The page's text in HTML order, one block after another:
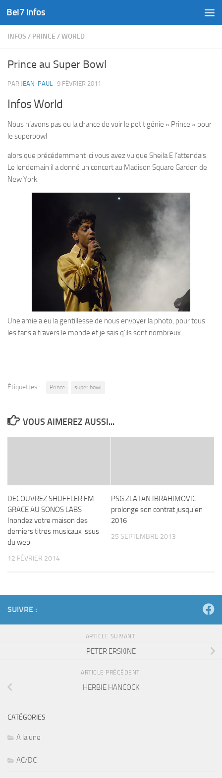
Skip to content
Bel7 Infos
INFOS / PRINCE /WORLD
Prince au Super Bowl
PAR JEAN-PAUL · 9 FÉVRIER 2011
Infos World
Nous n’avons pas eu la chance de voir le petit génie « Prince » pour
le superbowl
alors que précédemment ici vous avez vu que Sheila E l’attendais.
Le lendemain il a donné un concert au Madison Square Garden de
New York.
Une amie a eu la gentillesse de nous envoyer la photo, pour tous
les fans a travers le monde et je sais q’ils sont nombreux.
Étiquettes : Prince super bowl
VOUS AIMEREZ AUSSI...
DECOUVREZ SHUFFLER.FM
GRACE AU SONOS LABS
Inondez votre maison des
derniers titres musicaux issus
du web
12 FÉVRIER 2014
PSG ZLATAN IBRAHIMOVIC
prolonge son contrat jusqu’en
2016
25 SEPTEMBRE 2013
SUIVRE :
ARTICLE SUIVANT
PETER ERSKINE
ARTICLE PRÉCÉDENT
HERBIE HANCOCK
CATÉGORIES
A la une
AC/DC